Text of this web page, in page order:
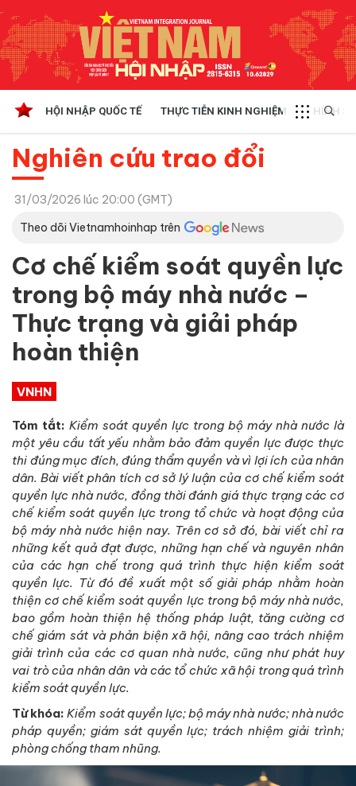
HỘI NHẬP QUỐC TẾ THỰC TIỄN KINH NGHIỆM CHÍNH
Nghiên cứu trao đổi
31/03/2026 lúc 20:00 (GMT)
Theo dõi Vietnamhoinhap trên
Cơ chế kiểm soát quyền lực
trong bộ máy nhà nước –
Thực trạng và giải pháp
hoàn thiện
VNHN
Tóm tắt: Kiểm soát quyền lực trong bộ máy nhà nước là
một yêu cầu tất yếu nhằm bảo đảm quyền lực được thực
thi đúng mục đích, đúng thẩm quyền và vì lợi ích của nhân
dân. Bài viết phân tích cơ sở lý luận của cơ chế kiểm soát
quyền lực nhà nước, đồng thời đánh giá thực trạng các cơ
chế kiểm soát quyền lực trong tổ chức và hoạt động của
bộ máy nhà nước hiện nay. Trên cơ sở đó, bài viết chỉ ra
những kết quả đạt được, những hạn chế và nguyên nhân
của các hạn chế trong quá trình thực hiện kiểm soát
quyền lực. Từ đó đề xuất một số giải pháp nhằm hoàn
thiện cơ chế kiểm soát quyền lực trong bộ máy nhà nước,
bao gồm hoàn thiện hệ thống pháp luật, tăng cường cơ
chế giám sát và phản biện xã hội, nâng cao trách nhiệm
giải trình của các cơ quan nhà nước, cũng như phát huy
vai trò của nhân dân và các tổ chức xã hội trong quá trình
kiểm soát quyền lực.
Từ khóa:Kiểm soát quyền lực; bộ máy nhà nước; nhà nước
pháp quyền; giám sát quyền lực; trách nhiệm giải trình;
phòng chống tham nhũng.